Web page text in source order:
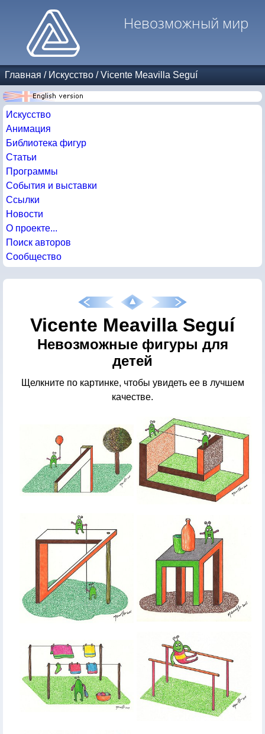
Невозможный мир
Главная / Искусство /Vicente Meavilla Seguí
Искусство
Анимация
Библиотека фигур
Статьи
Программы
События и выставки
Ссылки
Новости
О проекте...
Поиск авторов
Сообщество
Vicente Meavilla Seguí
Невозможные фигуры для
детей
Щелкните по картинке, чтобы увидеть ее в лучшем
качестве.